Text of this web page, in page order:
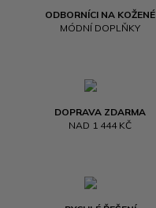
ODBORNÍCI NA KOŽENÉ
MÓDNÍ DOPLŇKY
DOPRAVA ZDARMA
NAD 1 444 KČ